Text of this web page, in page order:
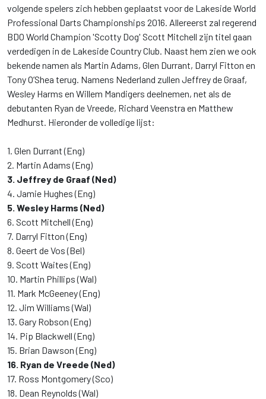
volgende spelers zich hebben geplaatst voor de Lakeside World
Professional Darts Championships 2016. Allereerst zal regerend
BDO World Champion 'Scotty Dog' Scott Mitchell zijn titel gaan
verdedigen in de Lakeside Country Club. Naast hem zien we ook
bekende namen als Martin Adams, Glen Durrant, Darryl Fitton en
Tony O’Shea terug. Namens Nederland zullen Jeffrey de Graaf,
Wesley Harms en Willem Mandigers deelnemen, net als de
debutanten Ryan de Vreede, Richard Veenstra en Matthew
Medhurst. Hieronder de volledige lijst:
1. Glen Durrant (Eng)
2. Martin Adams (Eng)
3. Jeffrey de Graaf (Ned)
4. Jamie Hughes (Eng)
5. Wesley Harms (Ned)
6. Scott Mitchell (Eng)
7. Darryl Fitton (Eng)
8. Geert de Vos (Bel)
9. Scott Waites (Eng)
10. Martin Phillips (Wal)
11. Mark McGeeney (Eng)
12. Jim Williams (Wal)
13. Gary Robson (Eng)
14. Pip Blackwell (Eng)
15. Brian Dawson (Eng)
16. Ryan de Vreede (Ned)
17. Ross Montgomery (Sco)
18. Dean Reynolds (Wal)